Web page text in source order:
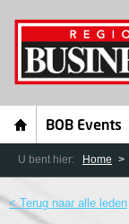
BOB Events
U bent hier: Home
< Terug naar alle leden